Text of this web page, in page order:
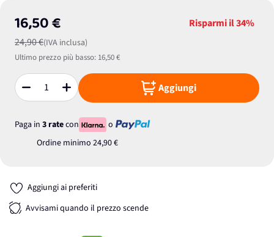
16,50 €
24,90 €(IVA inclusa)
Risparmi il34%
Ultimo prezzo più basso: 16,50 €
Quantità Aggiungi
Paga in 3 ratecon
o
Ordine minimo 24,90 €
Aggiungi ai preferiti
Avvisami quando il prezzo scende